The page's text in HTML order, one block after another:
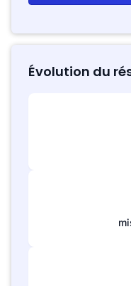
Évolution du